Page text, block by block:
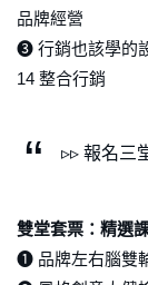
品牌經營
❸ 行銷也該學的
14 整合行銷
▹▹ 報名三
雙堂套票：精選
❶ 品牌左右腦雙